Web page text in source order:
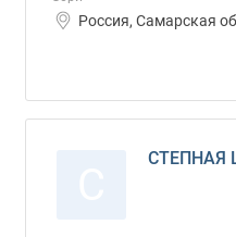
Россия, Самарская
СТЕПНАЯ